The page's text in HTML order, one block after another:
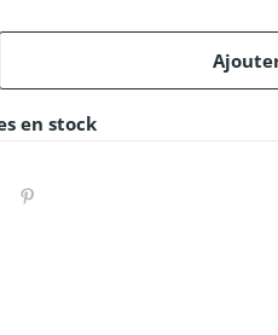
en stock